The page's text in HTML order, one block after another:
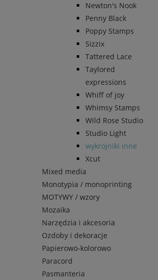
Newton's Nook
Penny Black
Poppy Stamps
Sizzix
Tattered Lace
Taylored
expressions
Whiff of joy
Whimsy Stamps
Wild Rose Studio
Studio Light
wykrojniki inne
Xcut
Mixed media
Monotypia / monoprinting
MOTYWY / wzory
Mozaika
Narzędzia i akcesoria
Ozdoby i dekoracje
Papierowo-kolorowo
Paracord
Pasmanteria